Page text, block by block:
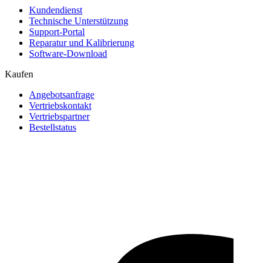
Kundendienst
Technische Unterstützung
Support-Portal
Reparatur und Kalibrierung
Software-Download
Kaufen
Angebotsanfrage
Vertriebskontakt
Vertriebspartner
Bestellstatus